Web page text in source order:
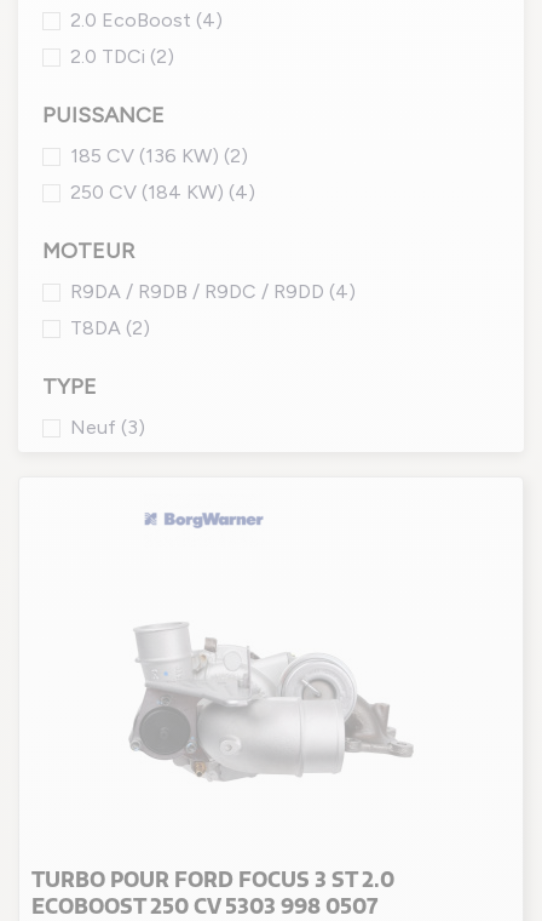
2.0 EcoBoost (4)
2.0 TDCi (2)
PUISSANCE
185 CV (136 KW) (2)
250 CV (184 KW) (4)
MOTEUR
R9DA / R9DB / R9DC / R9DD (4)
T8DA (2)
TYPE
Neuf (3)
TURBO POUR FORD FOCUS 3 ST 2.0
ECOBOOST 250 CV 5303 998 0507